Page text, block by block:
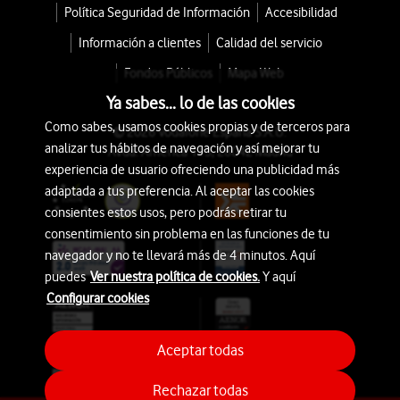
Política Seguridad de Información
Accesibilidad
Información a clientes
Calidad del servicio
Fondos Públicos
Mapa Web
© 2026 Vodafone España S.A.U.
Avda. América 115, 28042 Madrid
Ya sabes... lo de las cookies
Como sabes, usamos cookies propias y de terceros para
analizar tus hábitos de navegación y así mejorar tu
experiencia de usuario ofreciendo una publicidad más
adaptada a tus preferencia. Al aceptar las cookies
consientes estos usos, pero podrás retirar tu
consentimiento sin problema en las funciones de tu
navegador y no te llevará más de 4 minutos. Aquí
puedesVer nuestra política de cookies.Y aquí
Configurar cookies
Rechazar todas
Aceptar todas